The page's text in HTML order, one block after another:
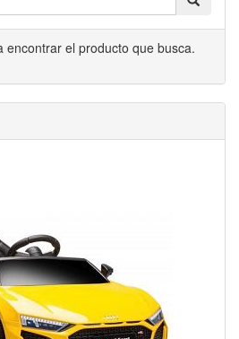
encontrar el producto que busca.